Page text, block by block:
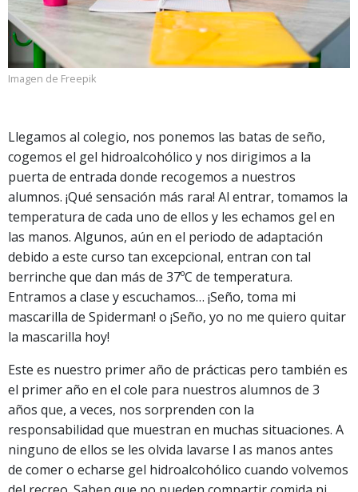
Imagen de Freepik
Llegamos al colegio, nos ponemos las batas de seño,
cogemos el gel hidroalcohólico y nos dirigimos a la
puerta de entrada donde recogemos a nuestros
alumnos. ¡Qué sensación más rara! Al entrar, tomamos la
temperatura de cada uno de ellos y les echamos gel en
las manos. Algunos, aún en el periodo de adaptación
debido a este curso tan excepcional, entran con tal
berrinche que dan más de 37ºC de temperatura.
Entramos a clase y escuchamos… ¡Seño, toma mi
mascarilla de Spiderman! o ¡Seño, yo no me quiero quitar
la mascarilla hoy!
Este es nuestro primer año de prácticas pero también es
el primer año en el cole para nuestros alumnos de 3
años que, a veces, nos sorprenden con la
responsabilidad que muestran en muchas situaciones. A
ninguno de ellos se les olvida lavarse l as manos antes
de comer o echarse gel hidroalcohólico cuando volvemos